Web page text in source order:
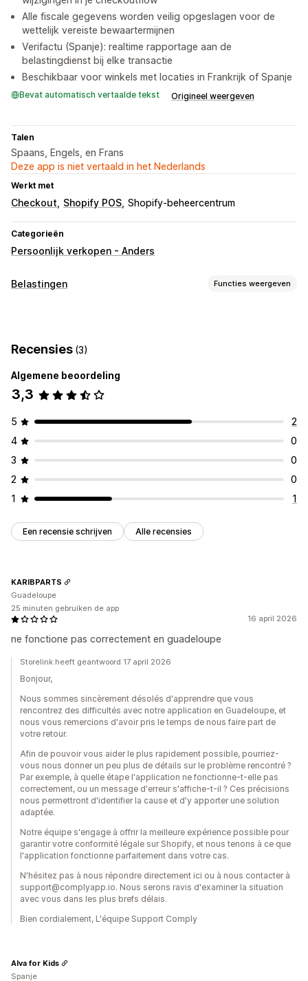
Alle fiscale gegevens worden veilig opgeslagen voor de
wettelijk vereiste bewaartermijnen
Verifactu (Spanje): realtime rapportage aan de
belastingdienst bij elke transactie
Beschikbaar voor winkels met locaties in Frankrijk of Spanje
Bevat automatisch vertaalde tekst Origineel weergeven
Talen
Spaans, Engels, en Frans
Deze app is niet vertaald in het Nederlands
Werkt met
Checkout Shopify POS Shopify-beheercentrum
Categorieën
Persoonlijk verkopen - Anders
Belastingen Functies weergeven
Aangepaste facturen
Belastingberekening
Belastingtarieven Beheer van tarieven
Registratie
Belastingregistratie Validatie belastingnummer
IOSS en OSS (EU) EU (btw)
Belastingaangifte
Gegevensexport
Recensies (3)
Algemene beoordeling
3,3
5
2
4
0
3
0
2
0
1
1
Een recensie schrijven Alle recensies
16 april 2026
ne fonctione pas correctement en guadeloupe
KARIBPARTS
Guadeloupe
25 minuten gebruiken de app
Storelink heeft geantwoord 17 april 2026
Bonjour,
Nous sommes sincèrement désolés d'apprendre que vous
rencontrez des difficultés avec notre application en Guadeloupe, et
nous vous remercions d'avoir pris le temps de nous faire part de
votre retour.
Afin de pouvoir vous aider le plus rapidement possible, pourriez-
vous nous donner un peu plus de détails sur le problème rencontré ?
Par exemple, à quelle étape l'application ne fonctionne-t-elle pas
correctement, ou un message d'erreur s'affiche-t-il ? Ces précisions
nous permettront d'identifier la cause et d'y apporter une solution
adaptée.
Notre équipe s'engage à offrir la meilleure expérience possible pour
garantir votre conformité légale sur Shopify, et nous tenons à ce que
l'application fonctionne parfaitement dans votre cas.
N'hésitez pas à nous répondre directement ici ou à nous contacter à
support@complyapp.io. Nous serons ravis d'examiner la situation
avec vous dans les plus brefs délais.
Bien cordialement, L'équipe Support Comply
Alva for Kids
Spanje